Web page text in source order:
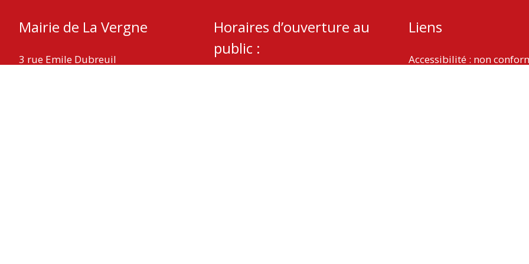
Mairie de La Vergne
3 rue Emile Dubreuil
Horaires d’ouverture au
public :
Liens
Accessibilité : non